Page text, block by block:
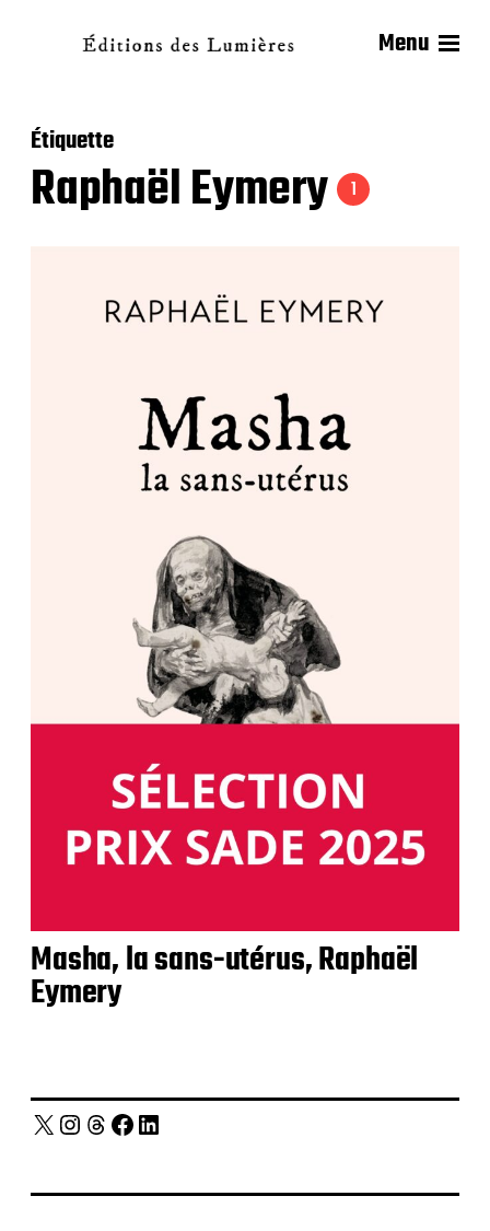
Menu
Étiquette
Raphaël Eymery 1
Masha, la sans-utérus, Raphaël
Eymery
X Instagram Threads Facebook LinkedIn